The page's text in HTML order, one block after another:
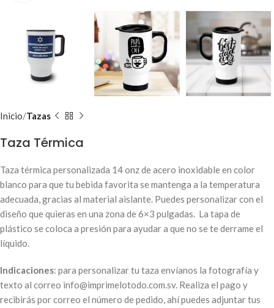
Inicio Tazas
Taza Térmica
Taza térmica personalizada 14 onz de acero inoxidable en color
blanco para que tu bebida favorita se mantenga a la temperatura
adecuada, gracias al material aislante. Puedes personalizar con el
diseño que quieras en una zona de 6×3 pulgadas. La tapa de
plástico se coloca a presión para ayudar a que no se te derrame el
líquido.
Indicaciones: para personalizar tu taza envíanos la fotografía y
texto al correo info@imprimelotodo.com.sv. Realiza el pago y
recibirás por correo el número de pedido, ahí puedes adjuntar tus